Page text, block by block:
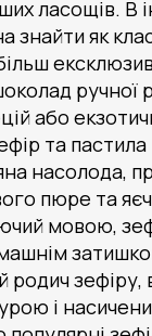
ласощів. В
знайти як
ручної
або
та пастила
насолода,
пюре та
мовою,
родич зефіру,
і